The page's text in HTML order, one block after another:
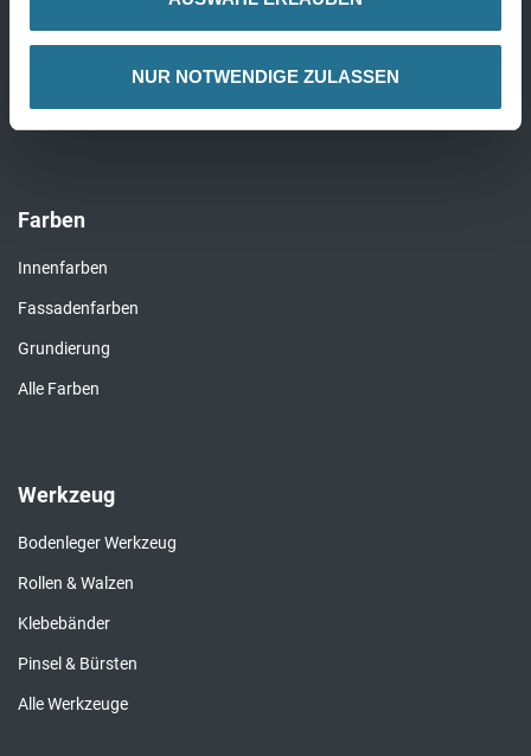
NUR NOTWENDIGE ZULASSEN
Bauchemie Wand
Bauchemie Boden
Komplette Bauchemie
Farben
Innenfarben
Fassadenfarben
Grundierung
Alle Farben
Werkzeug
Bodenleger Werkzeug
Rollen & Walzen
Klebebänder
Pinsel & Bürsten
Alle Werkzeuge